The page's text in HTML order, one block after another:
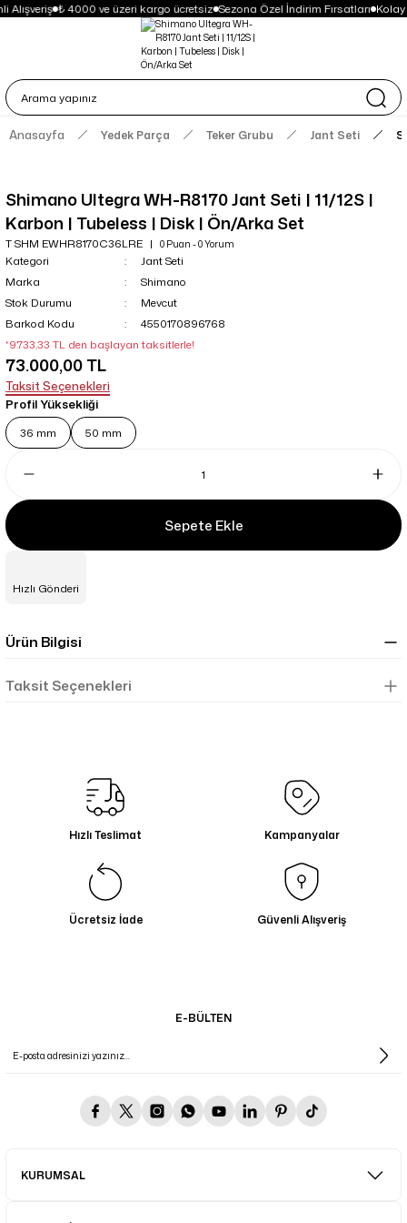
Alışveriş ₺ 4000 ve üzeri kargo ücretsiz Sezona Özel İndirim Fırsatları Kolay
Anasayfa Yedek Parça Teker Grubu Jant Seti
Shimano Ultegra WH-R8170 Jant Seti | 11/12S |
Karbon | Tubeless | Disk | Ön/Arka Set
T SHM EWHR8170C36LRE 0 Puan - 0 Yorum
Kategori
Jant Seti
Marka
Shimano
Stok Durumu
Mevcut
Barkod Kodu
4550170896768
*9.733,33 TL den başlayan taksitlerle!
73.000,00 TL
Taksit Seçenekleri
Profil Yüksekliği
36 mm 50 mm
Sepete Ekle
Hızlı Gönderi
Ürün Bilgisi
Taksit Seçenekleri
Hızlı Teslimat Kampanyalar
Ücretsiz İade Güvenli Alışveriş
E-BÜLTEN
KURUMSAL